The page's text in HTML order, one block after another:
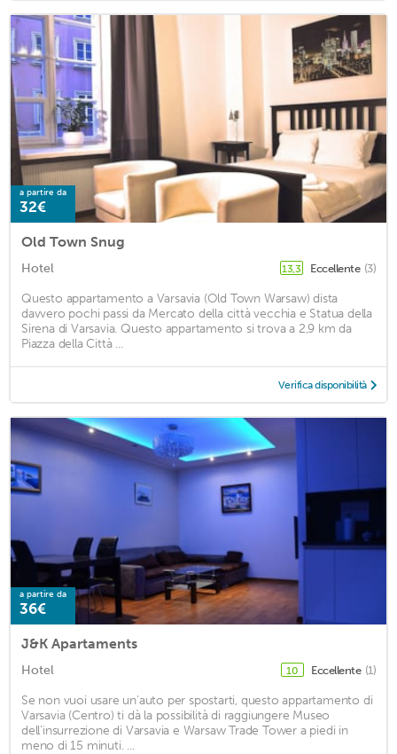
a partire da
32€
Old Town Snug
Hotel 13,3 Eccellente (3)
Questo appartamento a Varsavia (Old Town Warsaw) dista
davvero pochi passi da Mercato della città vecchia e Statua della
Sirena di Varsavia. Questo appartamento si trova a 2,9 km da
Piazza della Città ...
Verifica disponibilità
a partire da
36€
J&K Apartaments
Hotel 10 Eccellente (1)
Se non vuoi usare un'auto per spostarti, questo appartamento di
Varsavia (Centro) ti dà la possibilità di raggiungere Museo
dell'insurrezione di Varsavia e Warsaw Trade Tower a piedi in
meno di 15 minuti. ...